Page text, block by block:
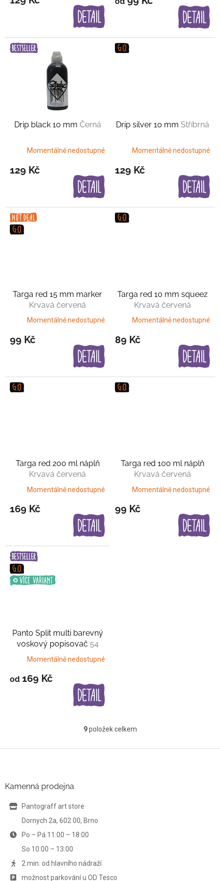
Drip black 10 mm Černá
Momentálně nedostupné
129 Kč
Drip silver 10 mm Stříbrná
Momentálně nedostupné
129 Kč
Targa red 15 mm marker
Krvavá červená
Momentálně nedostupné
99 Kč
Targa red 10 mm squeez
Krvavá červená
Momentálně nedostupné
89 Kč
Targa red 200 ml náplň
Krvavá červená
Momentálně nedostupné
169 Kč
Targa red 100 ml náplň
Krvavá červená
Momentálně nedostupné
99 Kč
Panto Split multi barevný
voskový popisovač 54
variant
Momentálně nedostupné
od 169 Kč
O
l
p
9položek celkem
Kamenná prodejna
Pantograff art store
Dornych 2a, 602 00, Brno
Po – Pá 11:00 – 18:00
So 10:00 – 13:00
2 min. od hlavního nádraží
možnost parkování u OD Tesco